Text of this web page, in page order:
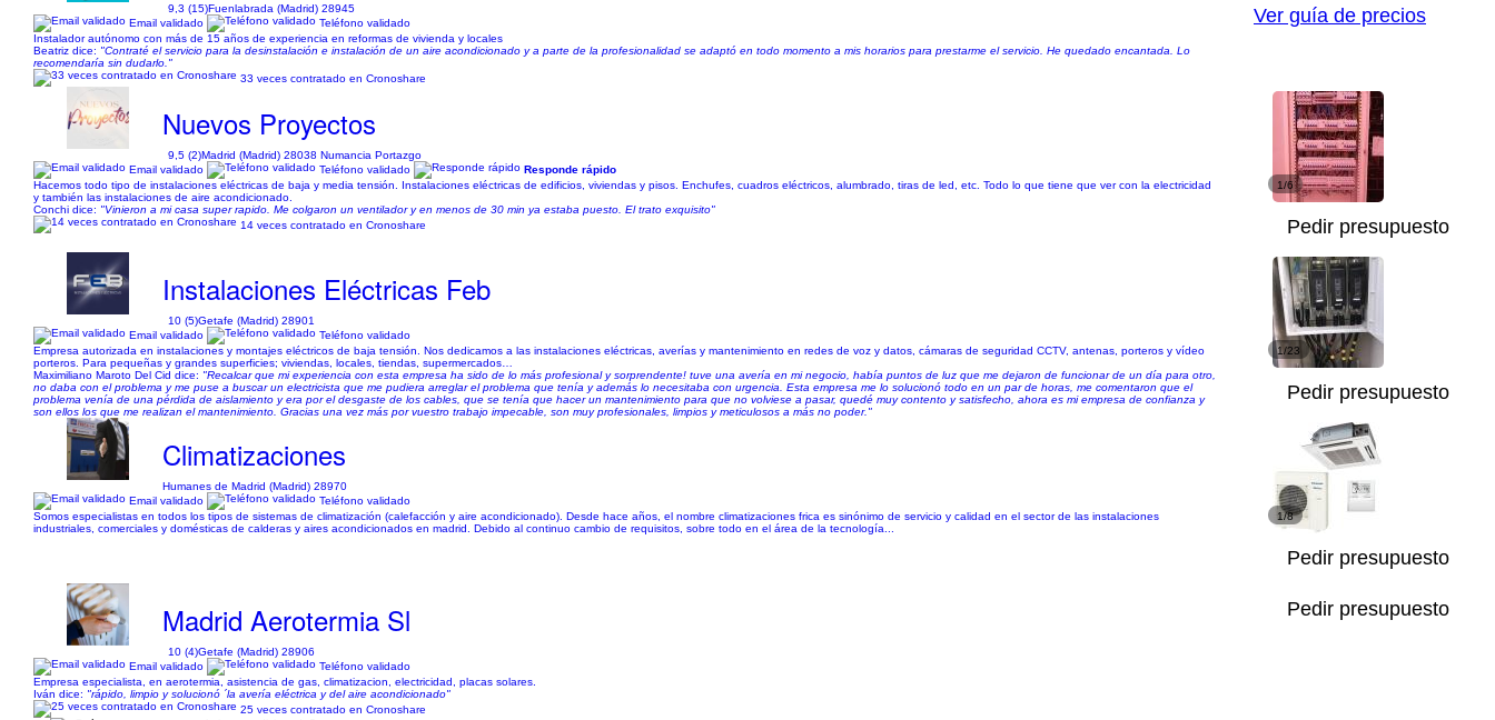
9,3 (15)Fuenlabrada (Madrid) 28945
Email validado
Teléfono validado
Instalador autónomo con más de 15 años de experiencia en reformas de vivienda y locales
Beatriz dice: "Contraté el servicio para la desinstalación e instalación de un aire acondicionado y a parte de la profesionalidad se adaptó en todo momento a mis horarios para prestarme el servicio. He quedado encantada. Lo
recomendaría sin dudarlo."
33 veces contratado en Cronoshare
Nuevos Proyectos
9,5 (2)Madrid (Madrid) 28038 Numancia Portazgo
Email validado
Teléfono validado
Responde rápido
Hacemos todo tipo de instalaciones eléctricas de baja y media tensión. Instalaciones eléctricas de edificios, viviendas y pisos. Enchufes, cuadros eléctricos, alumbrado, tiras de led, etc. Todo lo que tiene que ver con la electricidad
y también las instalaciones de aire acondicionado.
Conchi dice: "Vinieron a mi casa super rapido. Me colgaron un ventilador y en menos de 30 min ya estaba puesto. El trato exquisito"
14 veces contratado en Cronoshare
1/6
Pedir presupuesto
Instalaciones Eléctricas Feb
10 (5)Getafe (Madrid) 28901
Email validado
Teléfono validado
Empresa autorizada en instalaciones y montajes eléctricos de baja tensión. Nos dedicamos a las instalaciones eléctricas, averías y mantenimiento en redes de voz y datos, cámaras de seguridad CCTV, antenas, porteros y vídeo
porteros. Para pequeñas y grandes superficies; viviendas, locales, tiendas, supermercados…
Maximiliano Maroto Del Cid dice: "Recalcar que mi experiencia con esta empresa ha sido de lo más profesional y sorprendente! tuve una avería en mi negocio, había puntos de luz que me dejaron de funcionar de un día para otro,
no daba con el problema y me puse a buscar un electricista que me pudiera arreglar el problema que tenía y además lo necesitaba con urgencia. Esta empresa me lo solucionó todo en un par de horas, me comentaron que el
problema venía de una pérdida de aislamiento y era por el desgaste de los cables, que se tenía que hacer un mantenimiento para que no volviese a pasar, quedé muy contento y satisfecho, ahora es mi empresa de confianza y
son ellos los que me realizan el mantenimiento. Gracias una vez más por vuestro trabajo impecable, son muy profesionales, limpios y meticulosos a más no poder."
1/23
Pedir presupuesto
Climatizaciones
Humanes de Madrid (Madrid) 28970
Email validado
Teléfono validado
Somos especialistas en todos los tipos de sistemas de climatización (calefacción y aire acondicionado). Desde hace años, el nombre climatizaciones frica es sinónimo de servicio y calidad en el sector de las instalaciones
industriales, comerciales y domésticas de calderas y aires acondicionados en madrid. Debido al continuo cambio de requisitos, sobre todo en el área de la tecnología...
1/8
Pedir presupuesto
Madrid Aerotermia Sl
10 (4)Getafe (Madrid) 28906
Email validado
Teléfono validado
Empresa especialista, en aerotermia, asistencia de gas, climatizacion, electricidad, placas solares.
Iván dice: "rápido, limpio y solucionó ´la avería eléctrica y del aire acondicionado"
25 veces contratado en Cronoshare
Pedir presupuesto
Ver guía de precios